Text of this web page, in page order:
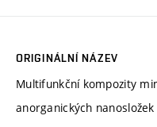
ORIGINÁLNÍ NÁZEV
Multifunkční kompozity
anorganických nanosložek